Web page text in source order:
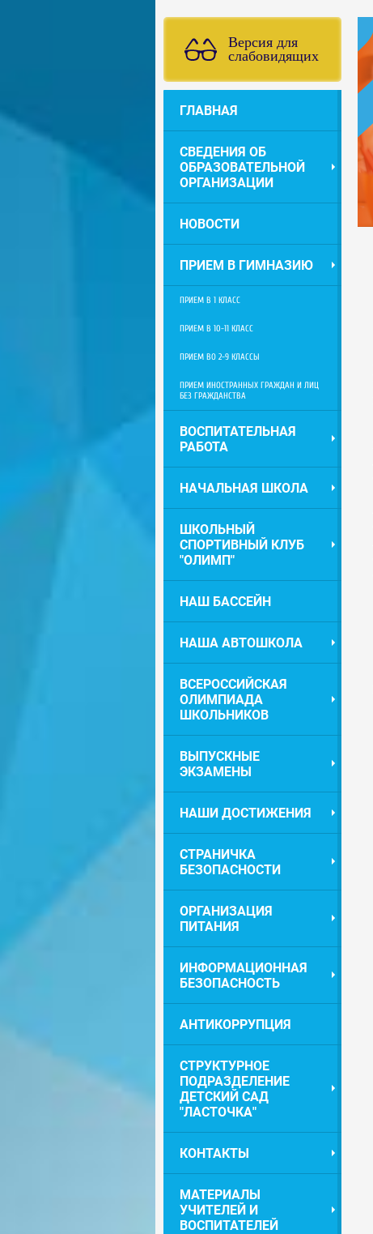
Версия для
слабовидящих
ГЛАВНАЯ
СВЕДЕНИЯ ОБ
ОБРАЗОВАТЕЛЬНОЙ
ОРГАНИЗАЦИИ
НОВОСТИ
ПРИЕМ В ГИМНАЗИЮ
ПРИЕМ В 1 КЛАСС
ПРИЕМ В 10-11 КЛАСС
ПРИЕМ ВО 2-9 КЛАССЫ
ПРИЕМ ИНОСТРАННЫХ ГРАЖДАН И ЛИЦ
БЕЗ ГРАЖДАНСТВА
ВОСПИТАТЕЛЬНАЯ
РАБОТА
НАЧАЛЬНАЯ ШКОЛА
ШКОЛЬНЫЙ
СПОРТИВНЫЙ КЛУБ
"ОЛИМП"
НАШ БАССЕЙН
НАША АВТОШКОЛА
ВСЕРОССИЙСКАЯ
ОЛИМПИАДА
ШКОЛЬНИКОВ
ВЫПУСКНЫЕ
ЭКЗАМЕНЫ
НАШИ ДОСТИЖЕНИЯ
СТРАНИЧКА
БЕЗОПАСНОСТИ
ОРГАНИЗАЦИЯ
ПИТАНИЯ
ИНФОРМАЦИОННАЯ
БЕЗОПАСНОСТЬ
АНТИКОРРУПЦИЯ
СТРУКТУРНОЕ
ПОДРАЗДЕЛЕНИЕ
ДЕТСКИЙ САД
"ЛАСТОЧКА"
КОНТАКТЫ
МАТЕРИАЛЫ
УЧИТЕЛЕЙ И
ВОСПИТАТЕЛЕЙ